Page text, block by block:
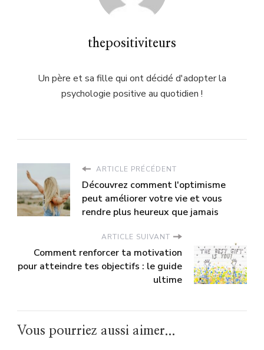
thepositiviteurs
Un père et sa fille qui ont décidé d'adopter la
psychologie positive au quotidien !
ARTICLE PRÉCÉDENT
Découvrez comment l'optimisme
peut améliorer votre vie et vous
rendre plus heureux que jamais
ARTICLE SUIVANT
Comment renforcer ta motivation
pour atteindre tes objectifs : le guide
ultime
Vous pourriez aussi aimer...